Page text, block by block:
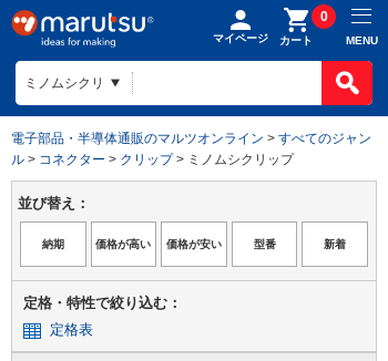
マイページ カート
0
MENU
電子部品・半導体通販のマルツオンライン > すべてのジャン
ル > コネクター > クリップ> ミノムシクリップ
並び替え：
定格・特性で絞り込む：
定格表